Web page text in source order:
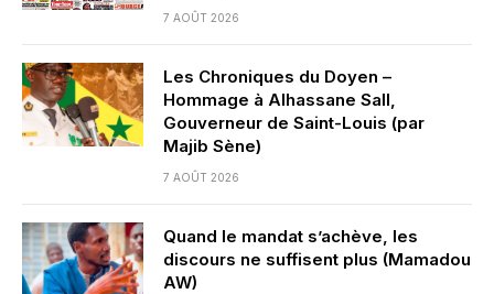
7 AOÛT 2026
Les Chroniques du Doyen –
Hommage à Alhassane Sall,
Gouverneur de Saint-Louis (par
Majib Sène)
7 AOÛT 2026
Quand le mandat s’achève, les
discours ne suffisent plus (Mamadou
AW)